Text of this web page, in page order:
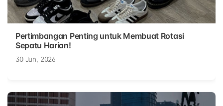
Pertimbangan Penting untuk Membuat Rotasi
Sepatu Harian!
30 Jun, 2026